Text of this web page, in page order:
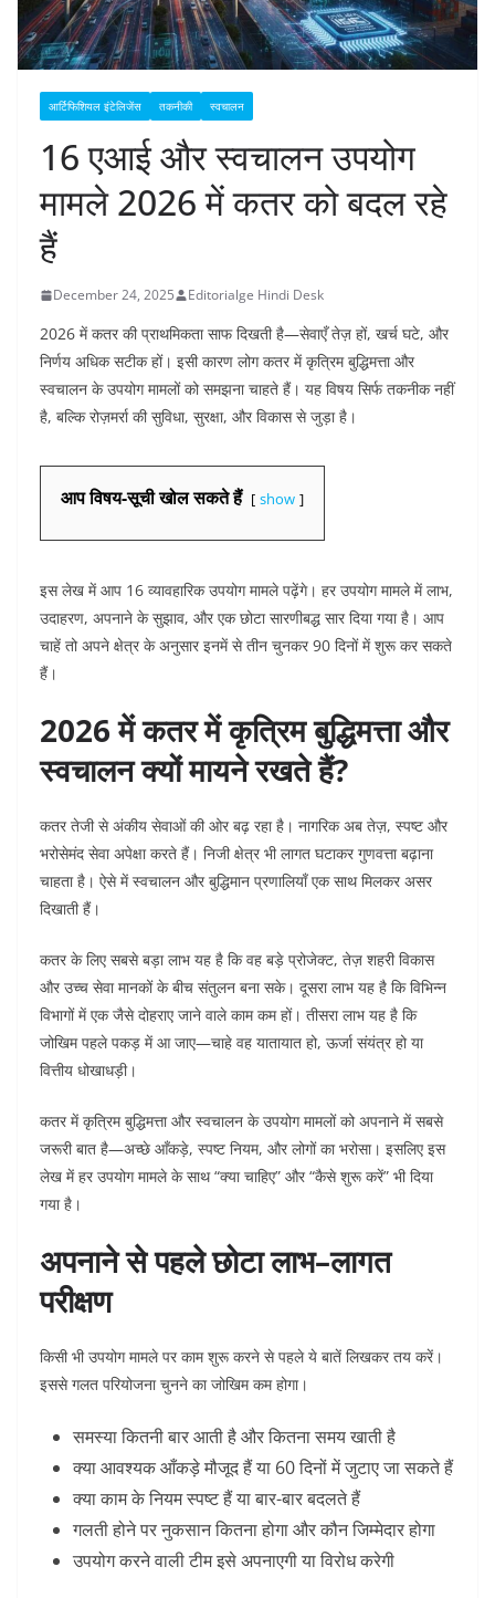
आर्टिफिशियल इंटेलिजेंस तकनीकी स्वचालन
16 एआई और स्वचालन उपयोग
मामले 2026 में कतर को बदल रहे
हैं
December 24, 2025 Editorialge Hindi Desk
2026 में कतर की प्राथमिकता साफ दिखती है—सेवाएँ तेज़ हों, खर्च घटे, और
निर्णय अधिक सटीक हों। इसी कारण लोग कतर में कृत्रिम बुद्धिमत्ता और
स्वचालन के उपयोग मामलों को समझना चाहते हैं। यह विषय सिर्फ तकनीक नहीं
है, बल्कि रोज़मर्रा की सुविधा, सुरक्षा, और विकास से जुड़ा है।
आप विषय-सूची खोल सकते हैं show
इस लेख में आप 16 व्यावहारिक उपयोग मामले पढ़ेंगे। हर उपयोग मामले में लाभ,
उदाहरण, अपनाने के सुझाव, और एक छोटा सारणीबद्ध सार दिया गया है। आप
चाहें तो अपने क्षेत्र के अनुसार इनमें से तीन चुनकर 90 दिनों में शुरू कर सकते
हैं।
2026 में कतर में कृत्रिम बुद्धिमत्ता और
स्वचालन क्यों मायने रखते हैं?
कतर तेजी से अंकीय सेवाओं की ओर बढ़ रहा है। नागरिक अब तेज़, स्पष्ट और
भरोसेमंद सेवा अपेक्षा करते हैं। निजी क्षेत्र भी लागत घटाकर गुणवत्ता बढ़ाना
चाहता है। ऐसे में स्वचालन और बुद्धिमान प्रणालियाँ एक साथ मिलकर असर
दिखाती हैं।
कतर के लिए सबसे बड़ा लाभ यह है कि वह बड़े प्रोजेक्ट, तेज़ शहरी विकास
और उच्च सेवा मानकों के बीच संतुलन बना सके। दूसरा लाभ यह है कि विभिन्न
विभागों में एक जैसे दोहराए जाने वाले काम कम हों। तीसरा लाभ यह है कि
जोखिम पहले पकड़ में आ जाए—चाहे वह यातायात हो, ऊर्जा संयंत्र हो या
वित्तीय धोखाधड़ी।
कतर में कृत्रिम बुद्धिमत्ता और स्वचालन के उपयोग मामलों को अपनाने में सबसे
जरूरी बात है—अच्छे आँकड़े, स्पष्ट नियम, और लोगों का भरोसा। इसलिए इस
लेख में हर उपयोग मामले के साथ “क्या चाहिए” और “कैसे शुरू करें” भी दिया
गया है।
अपनाने से पहले छोटा लाभ–लागत
परीक्षण
किसी भी उपयोग मामले पर काम शुरू करने से पहले ये बातें लिखकर तय करें।
इससे गलत परियोजना चुनने का जोखिम कम होगा।
समस्या कितनी बार आती है और कितना समय खाती है
क्या आवश्यक आँकड़े मौजूद हैं या 60 दिनों में जुटाए जा सकते हैं
क्या काम के नियम स्पष्ट हैं या बार-बार बदलते हैं
गलती होने पर नुकसान कितना होगा और कौन जिम्मेदार होगा
उपयोग करने वाली टीम इसे अपनाएगी या विरोध करेगी